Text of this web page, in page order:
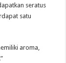
seratus
satu
aroma,